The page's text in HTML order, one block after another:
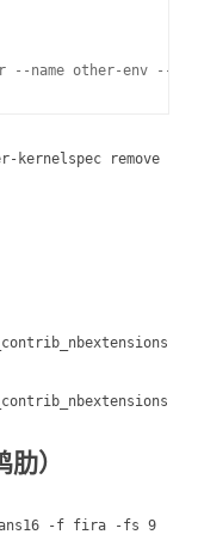
kernelspec remove
）
-f fira -fs 9